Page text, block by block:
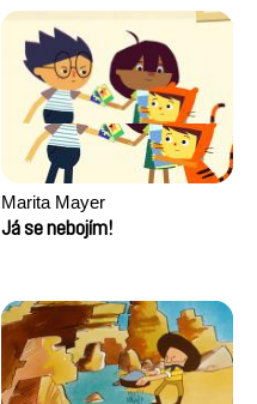
Marita Mayer
Já se nebojím!